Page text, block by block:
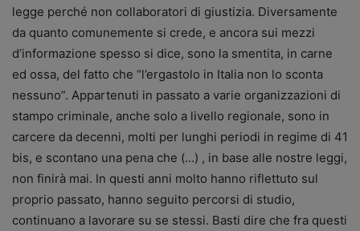
legge perché non collaboratori di giustizia. Diversamente
da quanto comunemente si crede, e ancora sui mezzi
d’informazione spesso si dice, sono la smentita, in carne
ed ossa, del fatto che “l’ergastolo in Italia non lo sconta
nessuno”. Appartenuti in passato a varie organizzazioni di
stampo criminale, anche solo a livello regionale, sono in
carcere da decenni, molti per lunghi periodi in regime di 41
bis, e scontano una pena che (…) , in base alle nostre leggi,
non finirà mai. In questi anni molto hanno riflettuto sul
proprio passato, hanno seguito percorsi di studio,
continuano a lavorare su se stessi. Basti dire che fra questi